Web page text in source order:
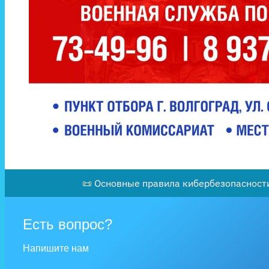
📜 Основные правила
Есть вопрос?
Напишите нам